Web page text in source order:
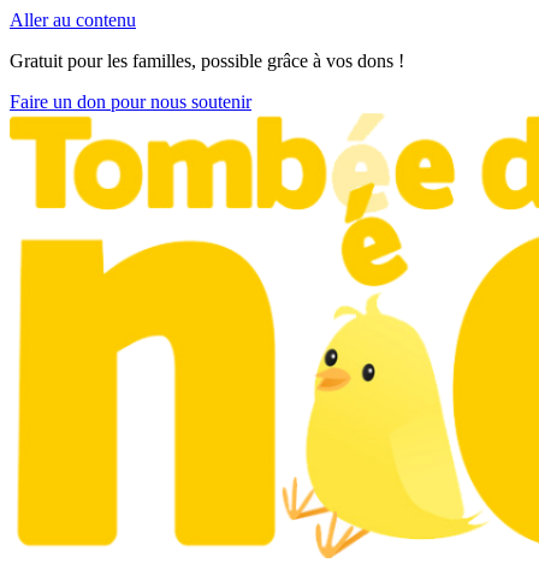
Aller au contenu
Gratuit pour les familles, possible grâce à vos dons !
Faire un don pour nous soutenir